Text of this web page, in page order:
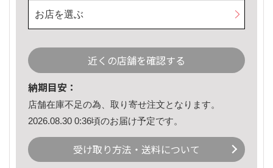
お店を選ぶ
近くの店舗を確認する
納期目安：
店舗在庫不足の為、取り寄せ注文となります。
2026.08.30 0:36頃のお届け予定です。
受け取り方法・送料について